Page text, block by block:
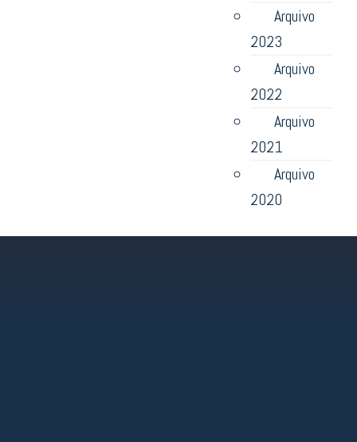
Arquivo
2023
Arquivo
2022
Arquivo
2021
Arquivo
2020